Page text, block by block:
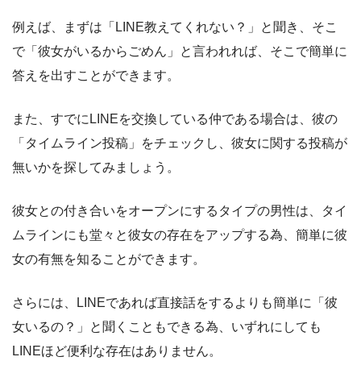
例えば、まずは「LINE教えてくれない？」と聞き、そこ
で「彼女がいるからごめん」と言われれば、そこで簡単に
答えを出すことができます。
また、すでにLINEを交換している仲である場合は、彼の
「タイムライン投稿」をチェックし、彼女に関する投稿が
無いかを探してみましょう。
彼女との付き合いをオープンにするタイプの男性は、タイ
ムラインにも堂々と彼女の存在をアップする為、簡単に彼
女の有無を知ることができます。
さらには、LINEであれば直接話をするよりも簡単に「彼
女いるの？」と聞くこともできる為、いずれにしても
LINEほど便利な存在はありません。